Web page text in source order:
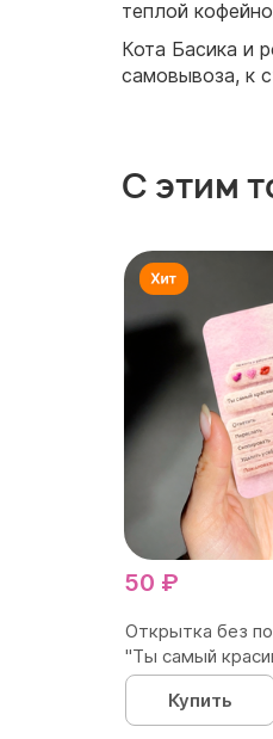
теплой
Кота Басика и
самовывоза, к
С этим
50 ₽
Открытка без
"Ты самый
Купить